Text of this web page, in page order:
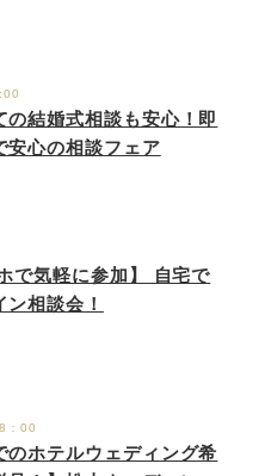
の結婚式相談も安心！即
安心の相談フェア
で気軽に参加】 自宅で
ン相談会！
：00
のホテルウェディング希